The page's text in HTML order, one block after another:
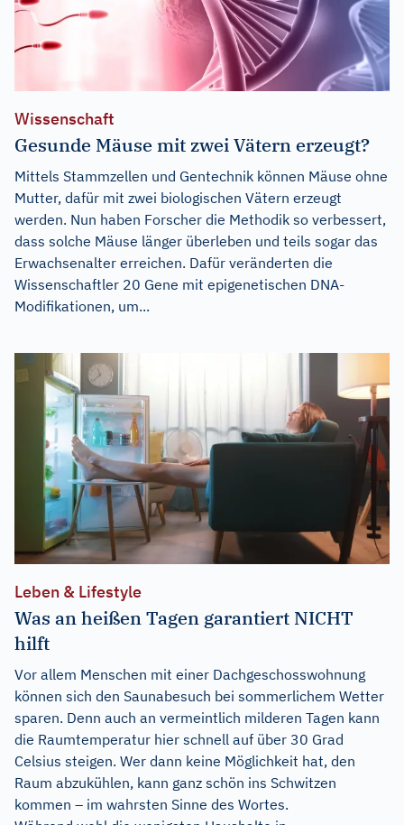
Wissenschaft
Gesunde Mäuse mit zwei Vätern erzeugt?
Mittels Stammzellen und Gentechnik können Mäuse ohne
Mutter, dafür mit zwei biologischen Vätern erzeugt
werden. Nun haben Forscher die Methodik so verbessert,
dass solche Mäuse länger überleben und teils sogar das
Erwachsenalter erreichen. Dafür veränderten die
Wissenschaftler 20 Gene mit epigenetischen DNA-
Modifikationen, um...
Leben & Lifestyle
Was an heißen Tagen garantiert NICHT
hilft
Vor allem Menschen mit einer Dachgeschosswohnung
können sich den Saunabesuch bei sommerlichem Wetter
sparen. Denn auch an vermeintlich milderen Tagen kann
die Raumtemperatur hier schnell auf über 30 Grad
Celsius steigen. Wer dann keine Möglichkeit hat, den
Raum abzukühlen, kann ganz schön ins Schwitzen
kommen – im wahrsten Sinne des Wortes.